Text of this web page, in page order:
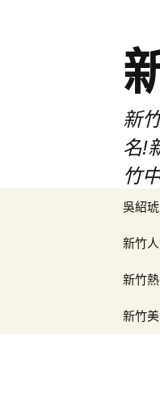
新
名!
竹
吳紹
新竹
新竹
新竹